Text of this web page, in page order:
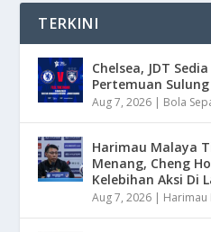
TERKINI
Chelsea, JDT
Pertemuan Sulung
Aug 7, 2026 | Bola
Harimau Malaya
Menang, Cheng
Kelebihan Aksi Di
Aug 7, 2026 | Harimau